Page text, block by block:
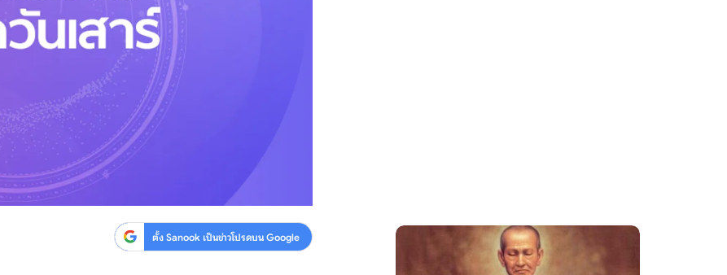
ตั้ง Sanook เป็นข่าวโปรดบน Google